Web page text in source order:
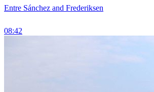
Entre Sánchez and Frederiksen
08:42